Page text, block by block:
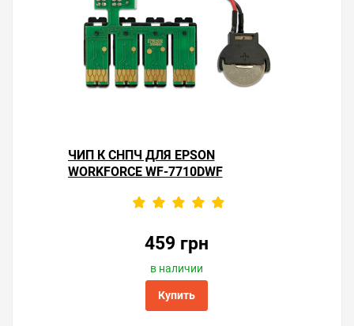
ЧИП К СНПЧ ДЛЯ EPSON
WORKFORCE WF-7710DWF
459 грн
в наличии
Купить